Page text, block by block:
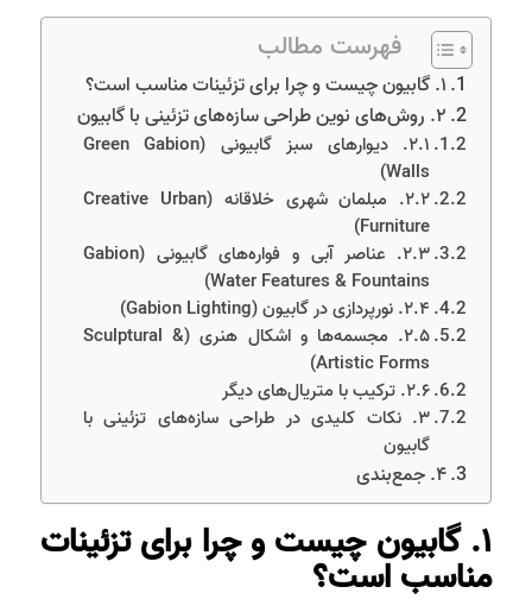
فهرست مطالب
۱. گابیون چیست و چرا برای تزئینات مناسب است؟
۲. روش‌های نوین طراحی سازه‌های تزئینی با گابیون
۲.۱. دیوارهای سبز گابیونی (Green Gabion
Walls)
۲.۲. مبلمان شهری خلاقانه (Creative Urban
Furniture)
۲.۳. عناصر آبی و فواره‌های گابیونی (Gabion
Water Features & Fountains)
۲.۴. نورپردازی در گابیون (Gabion Lighting)
۲.۵. مجسمه‌ها و اشکال هنری (Sculptural &
Artistic Forms)
۲.۶. ترکیب با متریال‌های دیگر
۳. نکات کلیدی در طراحی سازه‌های تزئینی با
گابیون
۴. جمع‌بندی
۱. گابیون چیست و چرا برای تزئینات
مناسب است؟